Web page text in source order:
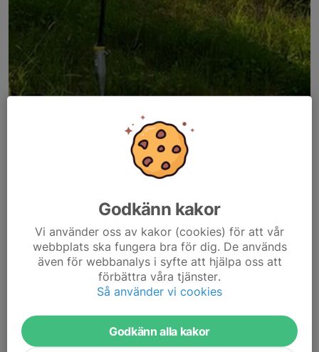
Välkommen på Ljusne Ala OK's årsmöte den 23 februari kl 17:00
Årsmöteshandlingar fås på mötet, klubben bjuder på fika.
Dela nyhet
Godkänn kakor
Vi använder oss av kakor (cookies) för att vår
webbplats ska fungera bra för dig. De används
även för webbanalys i syfte att hjälpa oss att
förbättra våra tjänster.
Så använder vi cookies
Godkänn alla kakor